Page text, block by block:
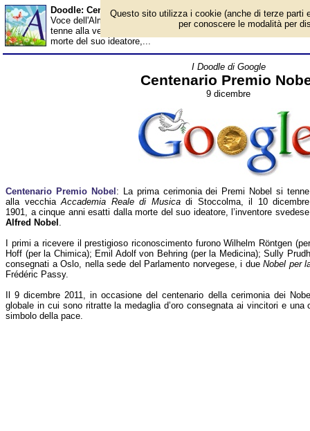
Doodle: Centenario Premio Nobel - Almanacco
Voce dell'Almanacco del 9 dicembre, per la rubrica 'I Doodle di
tenne alla vecchia Accademia Reale di Musica di Stoccolma, il
morte del suo ideatore,...
I Doodle di Google
Centenario Premio
9 dicembre
Centenario Premio Nobel : La prima cerimonia dei Premi Nobel si tenne
alla vecchiaAccademia Reale di Musicadi Stoccolma, il 10 dicembre
1901, a cinque anni esatti dalla morte del suo ideatore, l’inventore svedese
Alfred Nobel .
I primi a ricevere il prestigioso riconoscimento furono Wilhelm Röntgen
Hoff (per la Chimica); Emil Adolf von Behring (per la Medicina); Sully
consegnati a Oslo, nella sede del Parlamento norvegese, i due Nobel per
Frédéric Passy.
Il 9 dicembre 2011, in occasione del centenario della cerimonia dei
globale in cui sono ritratte la medaglia d’oro consegnata ai vincitori e una
simbolo della pace.
Questo sito utilizza i cookie (anche di terze parti
per conoscere le modalità per